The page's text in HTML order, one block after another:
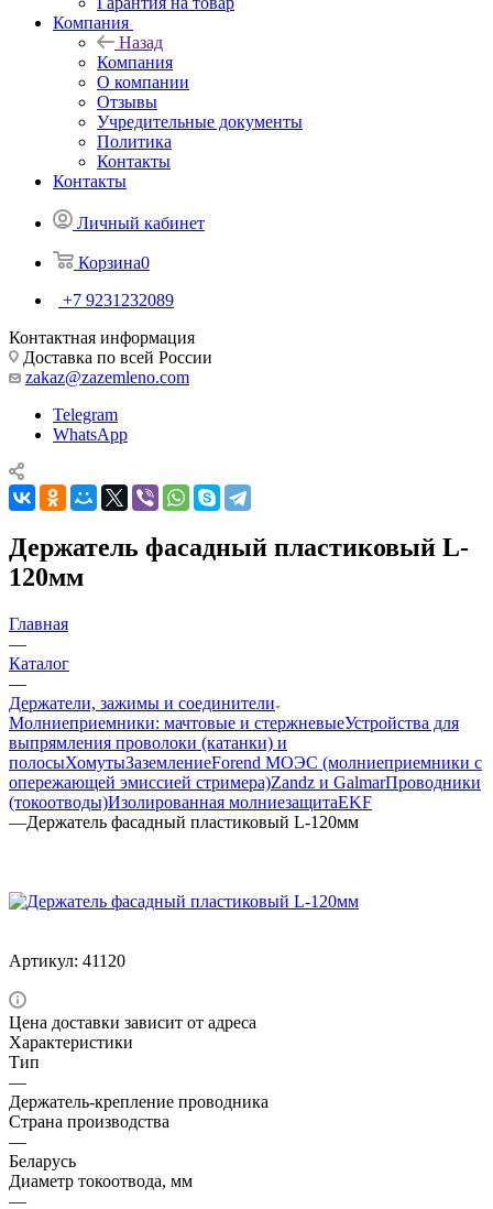
Компания
Назад
Компания
О компании
Отзывы
Учредительные документы
Политика
Контакты
Контакты
Личный кабинет
Корзина0
+7 9231232089
Контактная информация
Доставка по всей России
zakaz@zazemleno.com
Telegram
WhatsApp
Держатель фасадный пластиковый L-
120мм
Главная
—
Каталог
—
Держатели, зажимы и соединители
Молниеприемники: мачтовые и стержневыеУстройства для
выпрямления проволоки (катанки) и
полосыХомутыЗаземлениеForend МОЭС (молниеприемники с
опережающей эмиссией стримера)Zandz и GalmarПроводники
(токоотводы)Изолированная молниезащитаEKF
—Держатель фасадный пластиковый L-120мм
Артикул: 41120
Цена доставки зависит от адреса
Характеристики
Тип
—
Держатель-крепление проводника
Страна производства
—
Беларусь
Диаметр токоотвода, мм
—